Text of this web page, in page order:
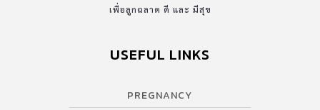
เพื่อลูกฉลาด ดี และ มีสุข
USEFUL LINKS
PREGNANCY